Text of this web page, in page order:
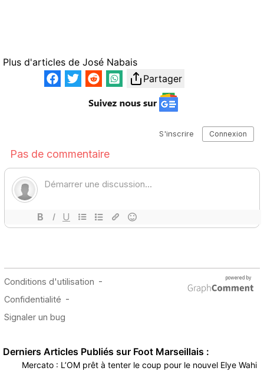
Plus d'articles de José Nabais
Partager
Derniers Articles Publiés sur Foot Marseillais :
Mercato : L’OM prêt à tenter le coup pour le nouvel Elye Wahi